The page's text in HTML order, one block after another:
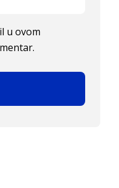
u ovom